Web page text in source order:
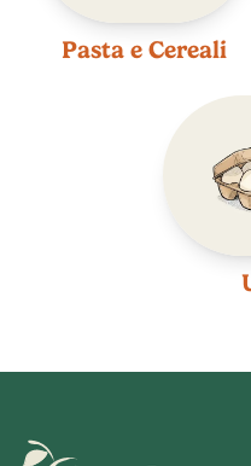
Pasta e Cereali